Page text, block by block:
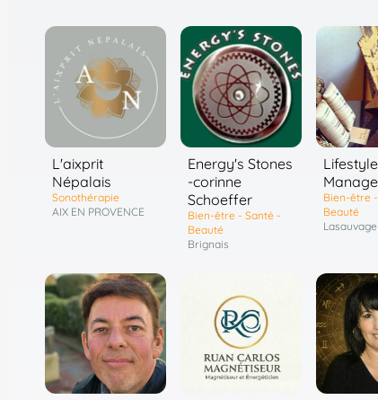
L'aixprit
Népalais
Sonothérapie
AIX EN PROVENCE
Energy's Stones
-corinne
Schoeffer
Bien-être - Santé -
Beauté
Brignais
Lifestyle
Bien-être
Beauté
Lasauvage